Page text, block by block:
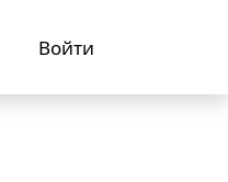
Войти